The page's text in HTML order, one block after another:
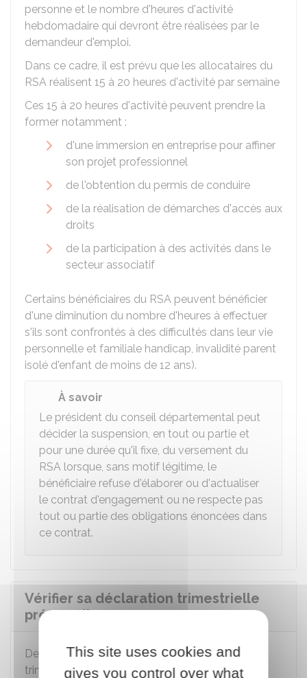
personne et le nombre d'heures d'activité
hebdomadaire qui devront être réalisées par le
demandeur d'emploi.
Dans ce cadre, il est prévu que les allocataires du
RSA réalisent 15 à 20 heures d'activité par semaine
Ces 15 à 20 heures d'activité peuvent prendre la
former notamment :
d'une immersion en entreprise pour affiner
son projet professionnel
de l'obtention du permis de conduire
de la réalisation de démarches d'accès aux
droits
de la participation à des activités dans le
secteur associatif
Certains bénéficiaires du RSA peuvent bénéficier
d'une diminution du nombre d'heures à effectuer
s'ils sont confrontés à des difficultés dans leur vie
personnelle et familiale handicap, invalidité parent
isolé d'enfant de moins de 12 ans).
À savoir
Le président du conseil départemental peut
décider la suspension, en tout ou partie et
pour une durée qu'il fixe, du versement du
RSA lorsque, sans motif légitime, le
bénéficiaire refuse d'élaborer ou d'actualiser
le contrat d'engagement ou ne respecte pas
tout ou partie des obligations énoncées dans
ce contrat.
Vérifier sa déclaration trimestrielle
préremplie
Depuis le 1ermars 2025, votre déclaration
trimestrielle de ressources en ligne évolue.
This site uses cookies and
gives you control over what